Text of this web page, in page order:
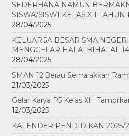
SEDERHANA NAMUN
SISWA/SISWI KELAS XII TAHUN
28/04/2025
KELUARGA BESAR SMA
MENGGELAR HALALBIHALAL
28/04/2025
SMAN 12 Berau Semarakkan
21/03/2025
Gelar Karya P5 Kelas XII:
12/03/2025
KALENDER PENDIDIKAN 2025/